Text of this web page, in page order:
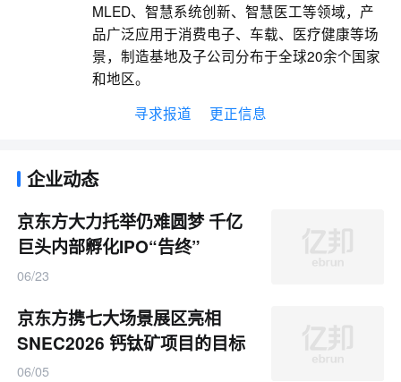
MLED、智慧系统创新、智慧医工等领域，产
品广泛应用于消费电子、车载、医疗健康等场
景，制造基地及子公司分布于全球20余个国家
和地区。
寻求报道
更正信息
企业动态
京东方大力托举仍难圆梦 千亿
巨头内部孵化IPO“告终”
06/23
京东方携七大场景展区亮相
SNEC2026 钙钛矿项目的目标
是「大规模电站」
06/05